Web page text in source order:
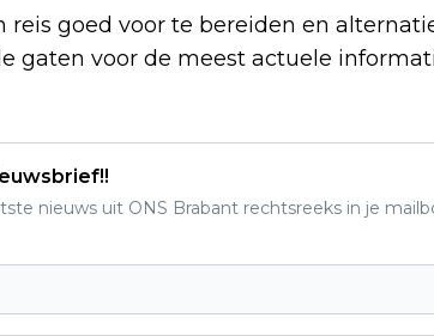
goed voor te bereiden en
gaten voor de meest actuele
nieuws uit ONS Brabant rechtsreeks in je